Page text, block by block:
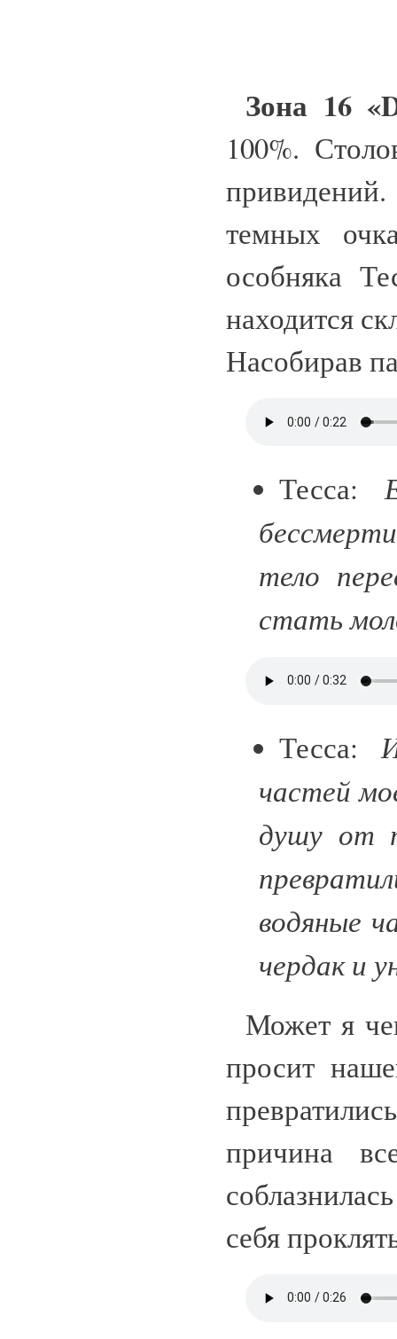
Зона 16
100%.
темных
особняка
находится
Насобирав
Тесса:
тело
стать
Тесса:
частей
душу от
водяные
чердак и
Может я
просит
причина
себя